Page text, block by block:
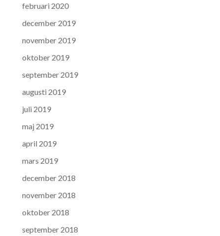
februari 2020
december 2019
november 2019
oktober 2019
september 2019
augusti 2019
juli 2019
maj 2019
april 2019
mars 2019
december 2018
november 2018
oktober 2018
september 2018